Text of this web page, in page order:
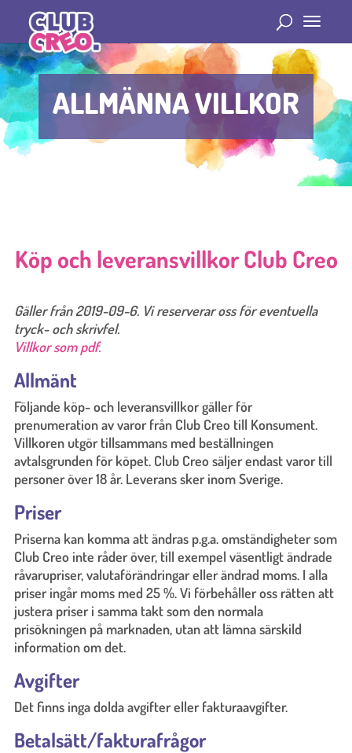
ALLMÄNNA VILLKOR
Köp och leveransvillkor Club Creo
Gäller från 2019-09-6. Vi reserverar oss för eventuella
tryck- och skrivfel.
Villkor som pdf.
Allmänt
Följande köp- och leveransvillkor gäller för
prenumeration av varor från Club Creo till Konsument.
Villkoren utgör tillsammans med beställningen
avtalsgrunden för köpet. Club Creo säljer endast varor till
personer över 18 år. Leverans sker inom Sverige.
Priser
Priserna kan komma att ändras p.g.a. omständigheter som
Club Creo inte råder över, till exempel väsentligt ändrade
råvarupriser, valutaförändringar eller ändrad moms. I alla
priser ingår moms med 25 %. Vi förbehåller oss rätten att
justera priser i samma takt som den normala
prisökningen på marknaden, utan att lämna särskild
information om det.
Avgifter
Det finns inga dolda avgifter eller fakturaavgifter.
Betalsätt/fakturafrågor